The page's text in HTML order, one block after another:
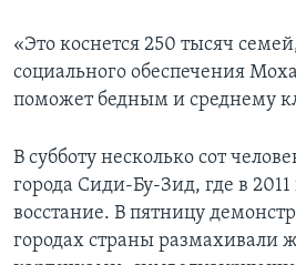
«Это коснется 250 тысяч
социального обеспечения
поможет бедным и среднему
В субботу несколько сот
города Сиди-Бу-Зид, где в 2011
восстание. В пятницу
городах страны размахивали